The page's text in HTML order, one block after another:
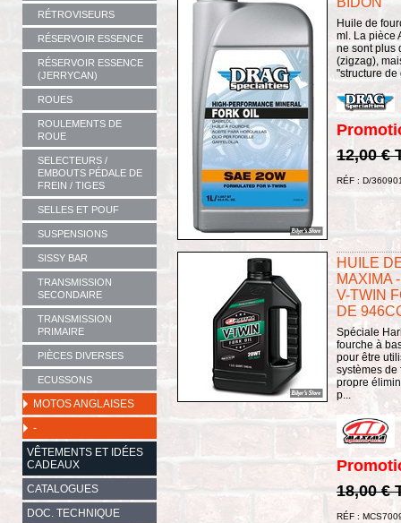
RÉTROVISEURS
RÉSERVOIR ESSENCE
RÉSERVOIR ESSENCE
(JERRYCAN)
ROUES
ROULEMENTS DE
ROUE
SELECTEURS /
EMBOUTS PÉDALE DE
FREIN / TIGES
SELLES ET POUF
SUSPENSIONS
SISSY BAR
TRANSMISSION
SECONDAIRE
TRANSMISSION
PRIMAIRE
PIÈCES DIVERSES
ECUSSONS
MOTOS ANGLAISES
-
VÊTEMENTS ET IDÉES
CADEAUX
CATALOGUES
DOC. TECHNIQUE
Huile de
ml. La pièce
ne sont plus
(zigzag),
"structure
12,00 €
RÉF : D/
HUILE
MAXIMA
V-TWIN
DE
Spéciale
fourche à
pour être
systèmes de
propre
p...
18,00 €
RÉF :